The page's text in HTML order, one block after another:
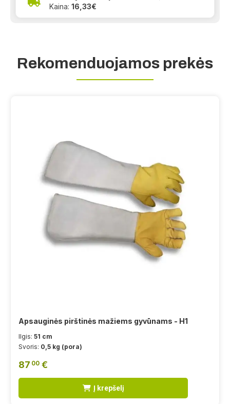
Kaina: 16,33€
Rekomenduojamos prekės
Apsauginės pirštinės mažiems gyvūnams - H1
Ilgis: 51 cm
Svoris: 0,5 kg (pora)
87 00 €
Į krepšelį